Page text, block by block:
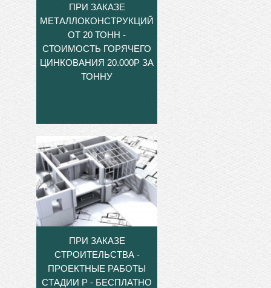
ПРИ ЗАКАЗЕ
МЕТАЛЛОКОНСТРУКЦИЙ
ОТ 20 ТОНН -
СТОИМОСТЬ ГОРЯЧЕГО
ЦИНКОВАНИЯ 20.000Р ЗА
ТОННУ
ПРИ ЗАКАЗЕ
СТРОИТЕЛЬСТВА -
ПРОЕКТНЫЕ РАБОТЫ
СТАДИИ Р - БЕСПЛАТНО